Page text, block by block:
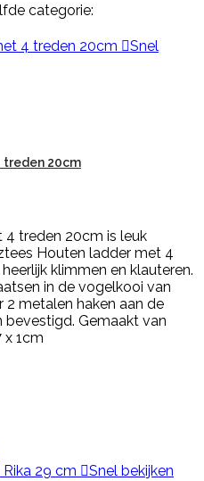
categorie:
Snel
treden 20cm
treden 20cm is leuk
Houten ladder met 4
klimmen en klauteren.
in de vogelkooi van
2 metalen haken aan de
bevestigd. Gemaakt van
x 1cm
Snel bekijken